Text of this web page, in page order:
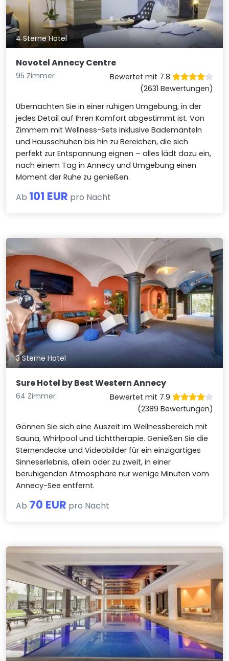
4 Sterne Hotel
Novotel Annecy Centre
95 Zimmer
Bewertet mit 7.8
(2631 Bewertungen)
Übernachten Sie in einer ruhigen Umgebung, in der
jedes Detail auf Ihren Komfort abgestimmt ist. Von
Zimmern mit Wellness-Sets inklusive Bademänteln
und Hausschuhen bis hin zu Bereichen, die sich
perfekt zur Entspannung eignen – alles lädt dazu ein,
nach einem Tag in Annecy und Umgebung einen
Moment der Ruhe zu genießen.
Ab 101 EUR pro Nacht
3 Sterne Hotel
Sure Hotel by Best Western Annecy
64 Zimmer
Bewertet mit 7.9
(2389 Bewertungen)
Gönnen Sie sich eine Auszeit im Wellnessbereich mit
Sauna, Whirlpool und Lichttherapie. Genießen Sie die
Sternendecke und Videobilder für ein einzigartiges
Sinneserlebnis, allein oder zu zweit, in einer
beruhigenden Atmosphäre nur wenige Minuten vom
Annecy-See entfernt.
Ab 70 EUR pro Nacht